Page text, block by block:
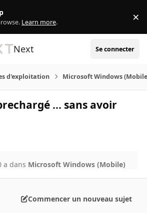
Learn more. ×
Next Se connecter
d'exploitation Microsoft Windows
... sans avoir
a dans Microsoft Windows (Mobile)
Commencer un nouveau sujet